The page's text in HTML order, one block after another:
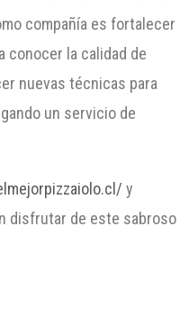
compañía es fortalecer
conocer la calidad de
nuevas técnicas para
un servicio de
y
disfrutar de este sabroso